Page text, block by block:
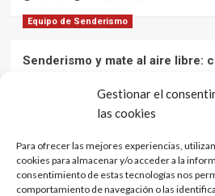
Gestionar el
las cookies
Para ofrecer las mejores experiencias,
cookies para almacenar y/o acceder a la
consentimiento de estas tecnologías nos
comportamiento de navegación o las
Equipo de Senderismo
Senderismo y mate al aire libre:
12 meses atrás
El mate: una bebida que une